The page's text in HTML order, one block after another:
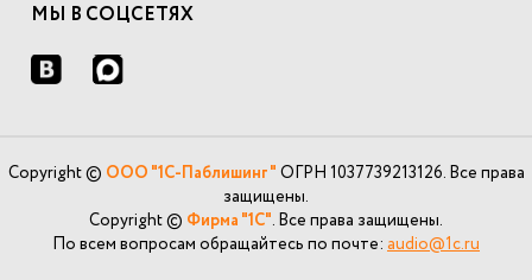
МЫ В СОЦСЕТЯХ
Copyright © ООО "1С-Паблишинг" ОГРН 1037739213126. Все права
защищены.
Copyright © Фирма "1С". Все права защищены.
По всем вопросам обращайтесь по почте: audio@1c.ru